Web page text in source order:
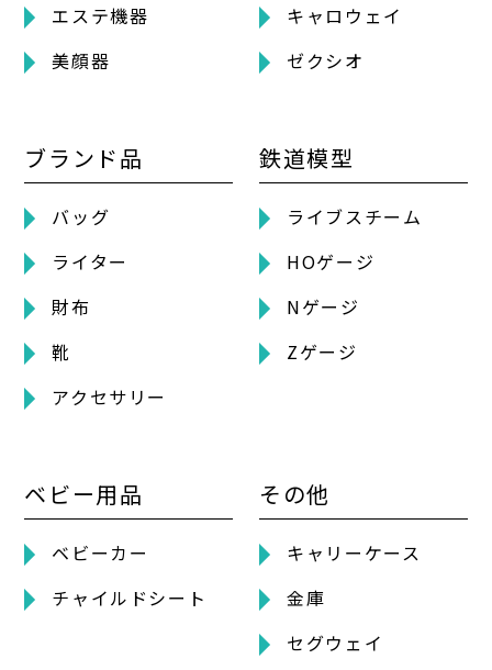
エステ機器
美顔器
キャロウェイ
ゼクシオ
ブランド品
バッグ
ライター
財布
靴
アクセサリー
鉄道模型
ライブスチーム
HOゲージ
Nゲージ
Zゲージ
ベビー用品
ベビーカー
チャイルドシート
その他
キャリーケース
金庫
セグウェイ